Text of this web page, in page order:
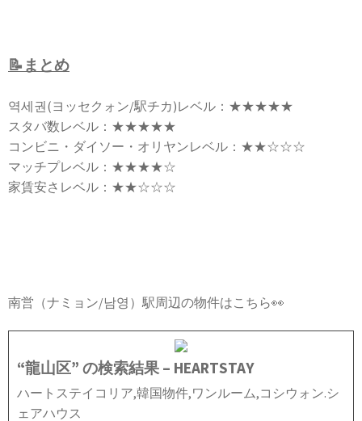
📝まとめ
역세권(ヨッセクォン/駅チカ)レベル：★★★★★
スタバ数レベル：★★★★★
コンビニ・ダイソー・オリヤンレベル：★★☆☆☆
マッチプレベル：★★★★☆
家賃安さレベル：★★☆☆☆
南営（ナミョン/남영）駅周辺の物件はこちら👀
“龍山区” の検索結果 – HEARTSTAY
ハートステイコリア,韓国物件,ワンルーム,コシウォン.シ
ェアハウス